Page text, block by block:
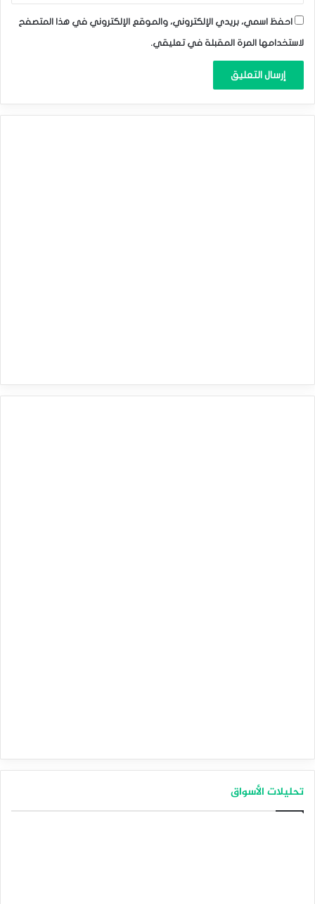
احفظ اسمي، بريدي الإلكتروني، والموقع الإلكتروني في هذا المتصفح
لاستخدامها المرة المقبلة في تعليقي.
تحليلات الأسواق